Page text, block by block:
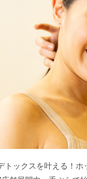
トックスを叶える！